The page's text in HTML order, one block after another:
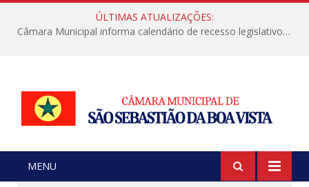
ÚLTIMAS ATUALIZAÇÕES:
Câmara Municipal informa calendário de recesso legislativo de julho
MENU